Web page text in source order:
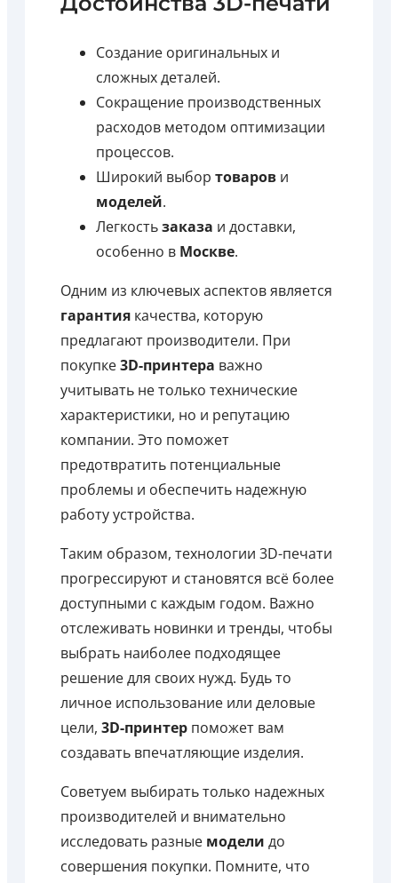
Создание оригинальных и
сложных деталей.
Сокращение производственных
расходов методом оптимизации
процессов.
Широкий выбор товаров и
моделей.
Легкостьзаказа и доставки,
особенно в Москве.
Одним из ключевых аспектов является
гарантия качества, которую
предлагают производители. При
покупке3D-принтера важно
учитывать не только технические
характеристики, но и репутацию
компании. Это поможет
предотвратить потенциальные
проблемы и обеспечить надежную
работу устройства.
Таким образом, технологии 3D-печати
прогрессируют и становятся всё более
доступными с каждым годом. Важно
отслеживать новинки и тренды, чтобы
выбрать наиболее подходящее
решение для своих нужд. Будь то
личное использование или деловые
цели, 3D-принтер поможет вам
создавать впечатляющие изделия.
Советуем выбирать только надежных
производителей и внимательно
исследовать разные модели до
совершения покупки. Помните, что